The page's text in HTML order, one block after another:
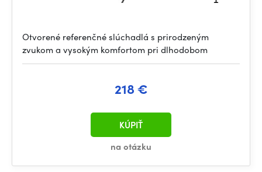
Otvorené referenčné slúchadlá s prirodzeným
zvukom a vysokým komfortom pri dlhodobom
218 €
na otázku
KÚPIŤ